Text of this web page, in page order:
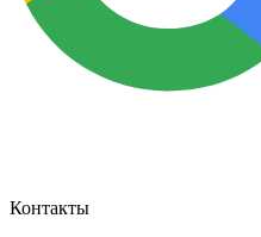
Контакты